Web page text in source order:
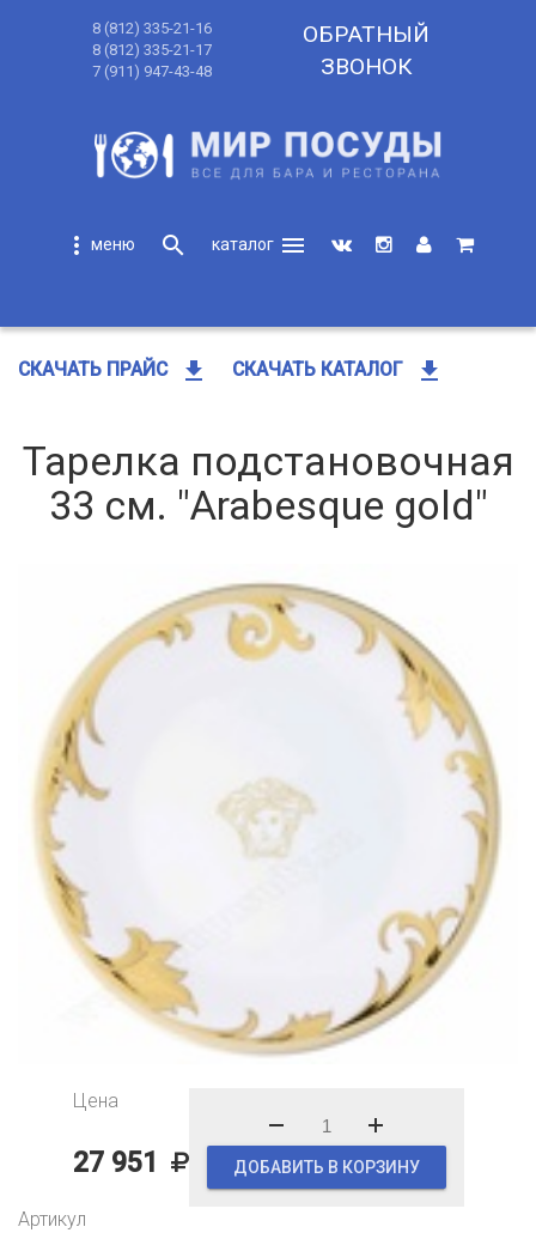
8 (812) 335-21-16
8 (812) 335-21-17
7 (911) 947-43-48
ОБРАТНЫЙ
ЗВОНОК
more_vert search
menu
СКАЧАТЬ ПРАЙС get_app СКАЧАТЬ КАТАЛОГ get_app
Тарелка подстановочная
33 см. "Arabesque gold"
Цена
27 951 ДОБАВИТЬ В КОРЗИНУ
Артикул